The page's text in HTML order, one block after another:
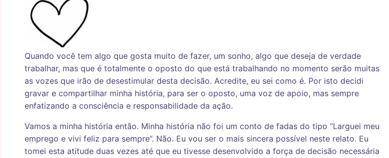
Quando você tem algo que gosta muito de fazer, um sonho, algo que deseja de verdade
trabalhar, mas que é totalmente o oposto do que está trabalhando no momento serão muitas
as vozes que irão de desestimular desta decisão. Acredite, eu sei como é. Por isto decidi
gravar e compartilhar minha história, para ser o oposto, uma voz de apoio, mas sempre
enfatizando a consciência e responsabilidade da ação.
Vamos a minha história então. Minha história não foi um conto de fadas do tipo “Larguei meu
emprego e vivi feliz para sempre”. Não. Eu vou ser o mais sincera possível neste relato. Eu
tomei esta atitude duas vezes até que eu tivesse desenvolvido a força de decisão necessária